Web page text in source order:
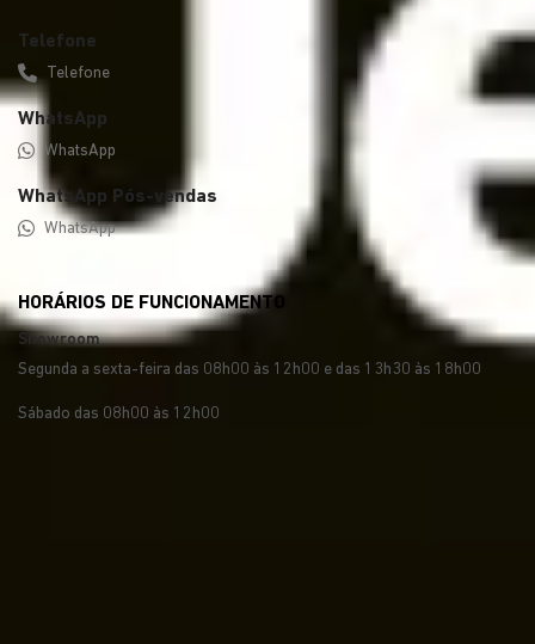
Telefone
Telefone
WhatsApp
WhatsApp
WhatsApp Pós-vendas
WhatsApp
HORÁRIOS DE FUNCIONAMENTO
Showroom
Segunda a sexta-feira das 08h00 às 12h00 e das 13h30 às 18h00
Sábado das 08h00 às 12h00